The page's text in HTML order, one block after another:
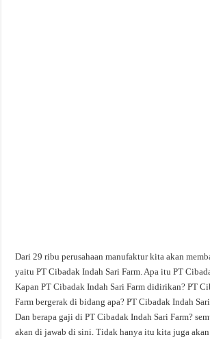
Dari 29 ribu perusahaan manufaktur kita akan
yaitu PT Cibadak Indah Sari Farm. Apa itu PT
Kapan PT Cibadak Indah Sari Farm didirikan? PT
Farm bergerak di bidang apa? PT Cibadak Indah
Dan berapa gaji di PT Cibadak Indah Sari Farm?
akan di jawab di sini. Tidak hanya itu kita juga